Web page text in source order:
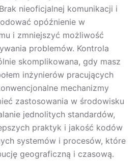
nieoficjalnej komunikacji i
opóźnienie w
i zmniejszyć możliwość
problemów. Kontrola
skomplikowana, gdy masz
inżynierów pracujących
mechanizmy
zastosowania w środowisku
jednolitych standardów,
praktyk i jakość kodów
systemów i procesów, które
geograficzną i czasową.